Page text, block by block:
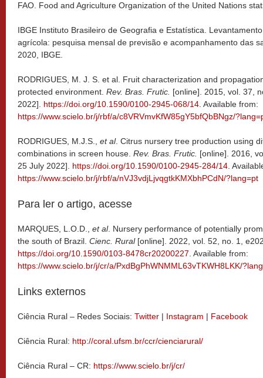
FAO. Food and Agriculture Organization of the United Nations
IBGE Instituto Brasileiro de Geografia e Estatística.
agrícola: pesquisa mensal de previsão e acompanhamento das
2020, IBGE.
RODRIGUES, M. J. S. et al. Fruit characterization and
protected environment. Rev. Bras. Frutic. [online]. 2015, vol. 37,
2022]. https://doi.org/10.1590/0100-2945-068/14 . Available from:
https://www.scielo.br/j/rbf/a/c8VRVmvKfW85gY5bfQbBNgz/
RODRIGUES, M.J.S., et al. Citrus nursery tree production using
combinations in screen house. Rev. Bras. Frutic. [online]. 2016,
25 July 2022]. https://doi.org/10.1590/0100-2945-284/14 .
https://www.scielo.br/j/rbf/a/nVJ3vdjLjvqgtkKMXbhPCdN/?lang=pt
Para ler o artigo, acesse
MARQUES, L.O.D., et al. Nursery performance of potentially
the south of Brazil. Cienc. Rural[online]. 2022, vol. 52, no. 1,
https://doi.org/10.1590/0103-8478cr20200227 . Available from:
https://www.scielo.br/j/cr/a/PxdBgPhWNMML63vTKWH8LKK/
Links externos
Ciência Rural – Redes Sociais: Twitter | Instagram | Facebook
Ciência Rural: http://coral.ufsm.br/ccr/cienciarural/
Ciência Rural – CR: https://www.scielo.br/j/cr/